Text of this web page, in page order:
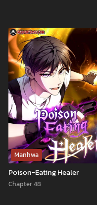
Manhwa
Poison-Eating Healer
Chapter 48